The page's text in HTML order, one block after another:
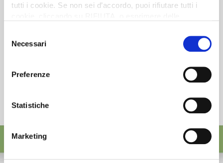
tutti i cookie. Se non sei d’accordo, puoi rifiutare tutti i
desideri accettare e cliccando ACCETTA SELEZIONATI.
delNecessari
Preferenze
Statistiche
Marketing